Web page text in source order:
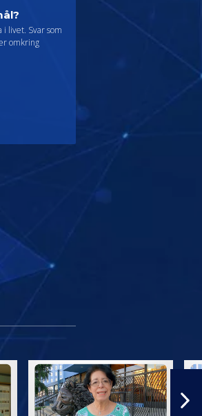
i livet. Svar som
omkring